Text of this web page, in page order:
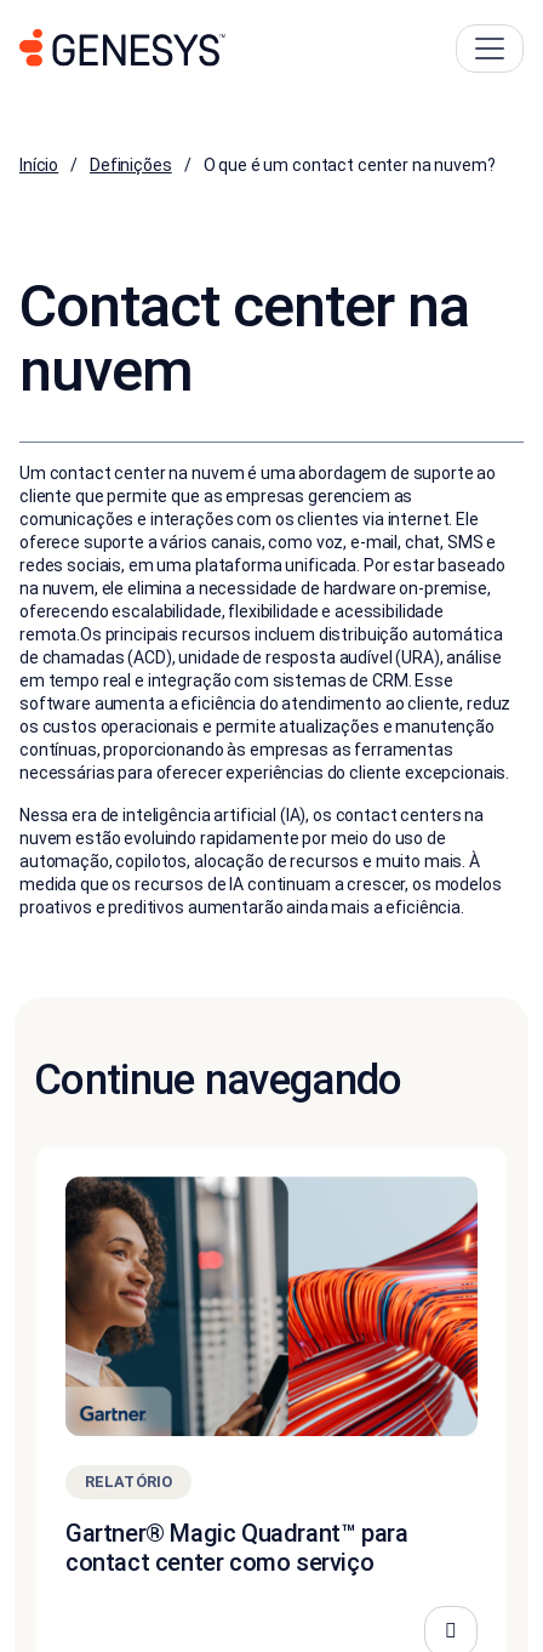
Início Definições O que é um contact center na nuvem?
Contact center na
nuvem
Um contact center na nuvem é uma abordagem de suporte ao
cliente que permite que as empresas gerenciem as
comunicações e interações com os clientes via internet. Ele
oferece suporte a vários canais, como voz, e-mail, chat, SMS e
redes sociais, em uma plataforma unificada. Por estar baseado
na nuvem, ele elimina a necessidade de hardware on-premise,
oferecendo escalabilidade, flexibilidade e acessibilidade
remota.Os principais recursos incluem distribuição automática
de chamadas (ACD), unidade de resposta audível (URA), análise
em tempo real e integração com sistemas de CRM. Esse
software aumenta a eficiência do atendimento ao cliente, reduz
os custos operacionais e permite atualizações e manutenção
contínuas, proporcionando às empresas as ferramentas
necessárias para oferecer experiências do cliente excepcionais.
Nessa era de inteligência artificial (IA), os contact centers na
nuvem estão evoluindo rapidamente por meio do uso de
automação, copilotos, alocação de recursos e muito mais. À
medida que os recursos de IA continuam a crescer, os modelos
proativos e preditivos aumentarão ainda mais a eficiência.
Continue navegando
RELATÓRIO
Gartner® Magic Quadrant™ para
contact center como serviço